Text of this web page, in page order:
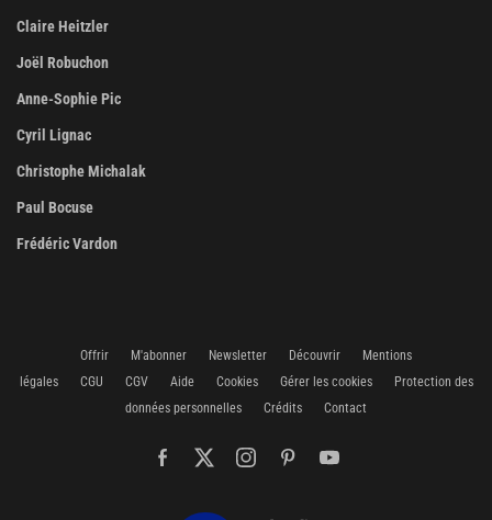
Claire Heitzler
Joël Robuchon
Anne-Sophie Pic
Cyril Lignac
Christophe Michalak
Paul Bocuse
Frédéric Vardon
Offrir M'abonner Newsletter Découvrir
Mentions
légales
CGU CGV Aide Cookies Gérer les cookies
Protection des
données personnelles
Crédits Contact